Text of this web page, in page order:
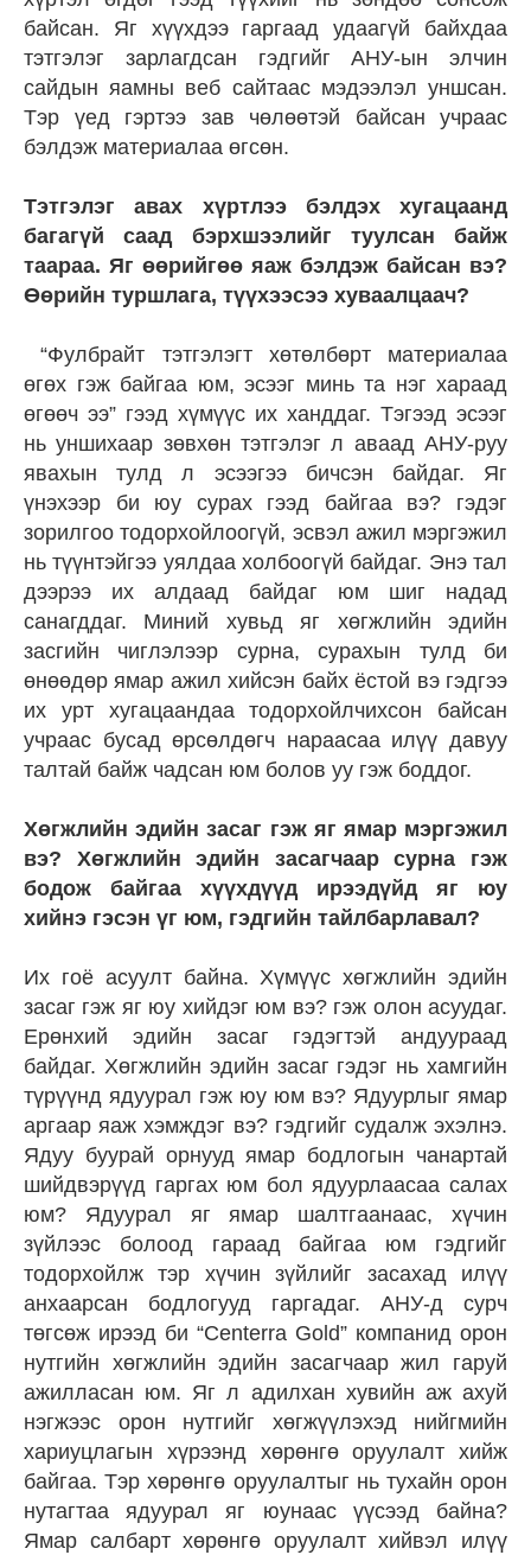
байсан. Яг хүүхдээ гаргаад удаагүй байхдаа
тэтгэлэг зарлагдсан гэдгийг АНУ-ын элчин
сайдын яамны веб сайтаас мэдээлэл уншсан.
Тэр үед гэртээ зав чөлөөтэй байсан учраас
бэлдэж материалаа өгсөн.
Тэтгэлэг авах хүртлээ бэлдэх хугацаанд
багагүй саад бэрхшээлийг туулсан байж
таараа. Яг өөрийгөө яаж бэлдэж байсан вэ?
Өөрийн туршлага, түүхээсээ хуваалцаач?
“Фулбрайт тэтгэлэгт хөтөлбөрт материалаа
өгөх гэж байгаа юм, эсээг минь та нэг хараад
өгөөч ээ” гээд хүмүүс их ханддаг. Тэгээд эсээг
нь уншихаар зөвхөн тэтгэлэг л аваад АНУ-руу
явахын тулд л эсээгээ бичсэн байдаг. Яг
үнэхээр би юу сурах гээд байгаа вэ? гэдэг
зорилгоо тодорхойлоогүй, эсвэл ажил мэргэжил
нь түүнтэйгээ уялдаа холбоогүй байдаг. Энэ тал
дээрээ их алдаад байдаг юм шиг надад
санагддаг. Миний хувьд яг хөгжлийн эдийн
засгийн чиглэлээр сурна, сурахын тулд би
өнөөдөр ямар ажил хийсэн байх ёстой вэ гэдгээ
их урт хугацаандаа тодорхойлчихсон байсан
учраас бусад өрсөлдөгч нараасаа илүү давуу
талтай байж чадсан юм болов уу гэж боддог.
Хөгжлийн эдийн засаг гэж яг ямар мэргэжил
вэ? Хөгжлийн эдийн засагчаар сурна гэж
бодож байгаа хүүхдүүд ирээдүйд яг юу
хийнэ гэсэн үг юм, гэдгийн тайлбарлавал?
Их гоё асуулт байна. Хүмүүс хөгжлийн эдийн
засаг гэж яг юу хийдэг юм вэ? гэж олон асуудаг.
Ерөнхий эдийн засаг гэдэгтэй андуураад
байдаг. Хөгжлийн эдийн засаг гэдэг нь хамгийн
түрүүнд ядуурал гэж юу юм вэ? Ядуурлыг ямар
аргаар яаж хэмждэг вэ? гэдгийг судалж эхэлнэ.
Ядуу буурай орнууд ямар бодлогын чанартай
шийдвэрүүд гаргах юм бол ядуурлаасаа салах
юм? Ядуурал яг ямар шалтгаанаас, хүчин
зүйлээс болоод гараад байгаа юм гэдгийг
тодорхойлж тэр хүчин зүйлийг засахад илүү
анхаарсан бодлогууд гаргадаг. АНУ-д сурч
төгсөж ирээд би “Centerra Gold” компанид орон
нутгийн хөгжлийн эдийн засагчаар жил гаруй
ажилласан юм. Яг л адилхан хувийн аж ахуй
нэгжээс орон нутгийг хөгжүүлэхэд нийгмийн
хариуцлагын хүрээнд хөрөнгө оруулалт хийж
байгаа. Тэр хөрөнгө оруулалтыг нь тухайн орон
нутагтаа ядуурал яг юунаас үүсээд байна?
Ямар салбарт хөрөнгө оруулалт хийвэл илүү